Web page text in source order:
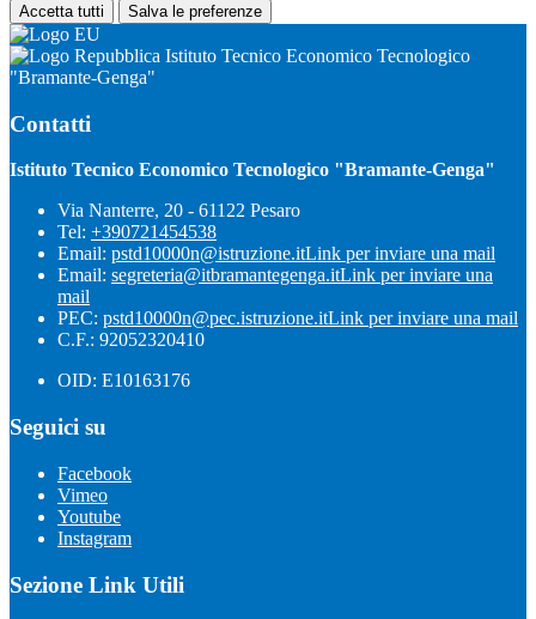
Accetta tutti Salva le preferenze
Istituto Tecnico Economico Tecnologico
"Bramante-Genga"
Contatti
Istituto Tecnico Economico Tecnologico "Bramante-Genga"
Via Nanterre, 20 - 61122 Pesaro
Tel: +390721454538
Email: pstd10000n@istruzione.itLink per inviare una mail
Email: segreteria@itbramantegenga.itLink per inviare una
mail
PEC: pstd10000n@pec.istruzione.itLink per inviare una mail
C.F.: 92052320410
OID: E10163176
Seguici su
Facebook
Vimeo
Youtube
Instagram
Sezione Link Utili